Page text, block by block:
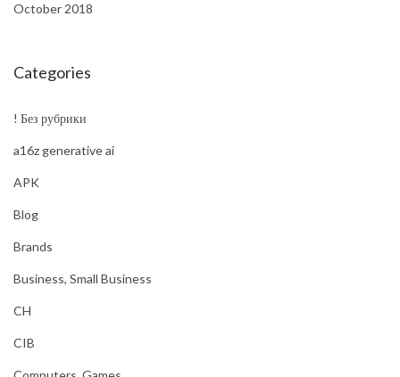
October 2018
Categories
! Без рубрики
a16z generative ai
APK
Blog
Brands
Business, Small Business
CH
CIB